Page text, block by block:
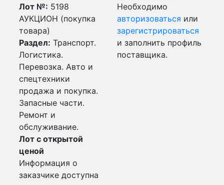
Лот №: 5198
АУКЦИОН (покупка
товара)
Раздел: Транспорт.
Логистика.
Перевозка. Авто и
спецтехники
продажа и покупка.
Запасные части.
Ремонт и
обслуживание.
Лот с открытой
ценой
Информация о
заказчике доступна
Необходимо
авторизоваться или
зарегистрироваться
и заполнить профиль
поставщика.